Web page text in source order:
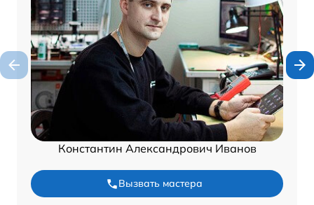
Константин Александрович Иванов
Вызвать мастера